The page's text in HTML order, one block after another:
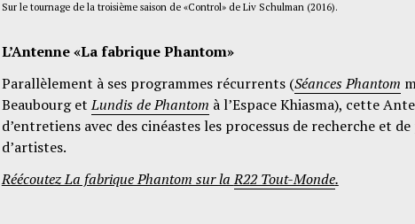
Sur le tournage de la troisième saison de «Control» de Liv Schulman (2016).
L’Antenne «La fabrique Phantom»
Parallèlement à ses programmes récurrents (Séances Phantom
Beaubourg etLundisde Phantom à l’Espace Khiasma), cette
d’entretiens avec des cinéastes les processus de recherche et
d’artistes.
Réécoutez La fabrique Phantom sur laR22 Tout-Monde.